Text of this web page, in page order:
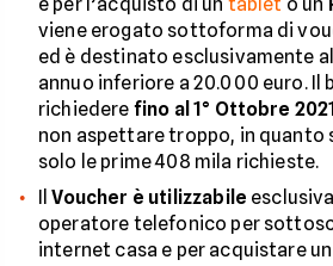
e per l’acquisto di un tablet o un
viene erogato sottoforma di
ed è destinato esclusivamente
annuo inferiore a 20.000 euro. Il
richiedere fino al 1° Ottobre 2021
non aspettare troppo, in quanto
solo le prime 408 mila richieste.
IlVoucher è utilizzabile
operatore telefonico per
internet casa e per acquistare